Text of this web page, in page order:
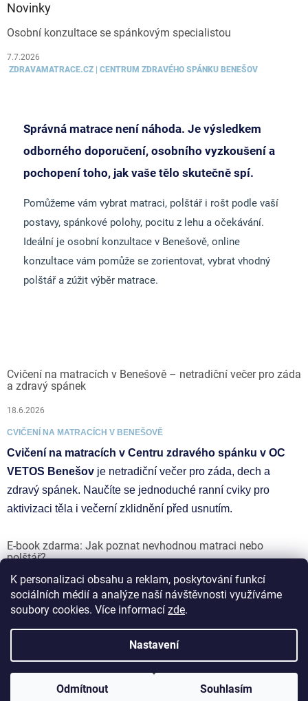
K personalizaci obsahu a reklam, poskytování funkcí
sociálních médií a analýze naší návštěvnosti využíváme
soubory cookies. Více informací zde.
Nastavení
Odmítnout Souhlasím
Novinky
Osobní konzultace se spánkovým specialistou
7.7.2026
ZDRAVAMATRACE.CZ | CENTRUM ZDRAVÉHO SPÁNKU BENEŠOV
Správná matrace není náhoda. Je výsledkem
odborného doporučení, osobního vyzkoušení a
pochopení toho, jak vaše tělo skutečně spí.
Pomůžeme vám vybrat matraci, polštář i rošt podle vaší
postavy, spánkové polohy, pocitu z lehu a očekávání.
Ideální je osobní konzultace v Benešově, online
konzultace vám pomůže se zorientovat, vybrat vhodný
polštář a zúžit výběr matrace.
Cvičení na matracích v Benešově – netradiční večer pro záda
a zdravý spánek
18.6.2026
CVIČENÍ NA MATRACÍCH V BENEŠOVĚ
Cvičení na matracích v Centru zdravého spánku v OC
VETOS Benešov je netradiční večer pro záda, dech a
zdravý spánek. Naučíte se jednoduché ranní cviky pro
aktivizaci těla i večerní zklidnění před usnutím.
E-book zdarma: Jak poznat nevhodnou matraci nebo
polštář?
17.6.2026
ZDRAVAMATRACE.CZ I VETOS group s.r.o.
Všechna práva vyhrazena.
Upravit nastavení cookies